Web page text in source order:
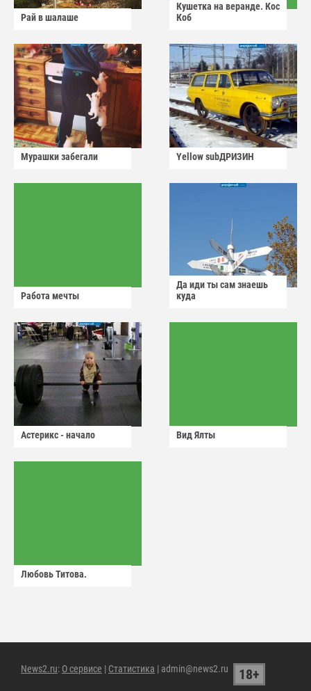
Рай в шалаше
Кушетка на веранде. Кос
Коб
Мурашки забегали Yellow subДРИЗИН
Работа мечты
Да иди ты сам знаешь
куда
Астерикс - начало Вид Ялты
Любовь Титова.
News2.ru: О сервисе | Статистика | admin@news2.ru 18+